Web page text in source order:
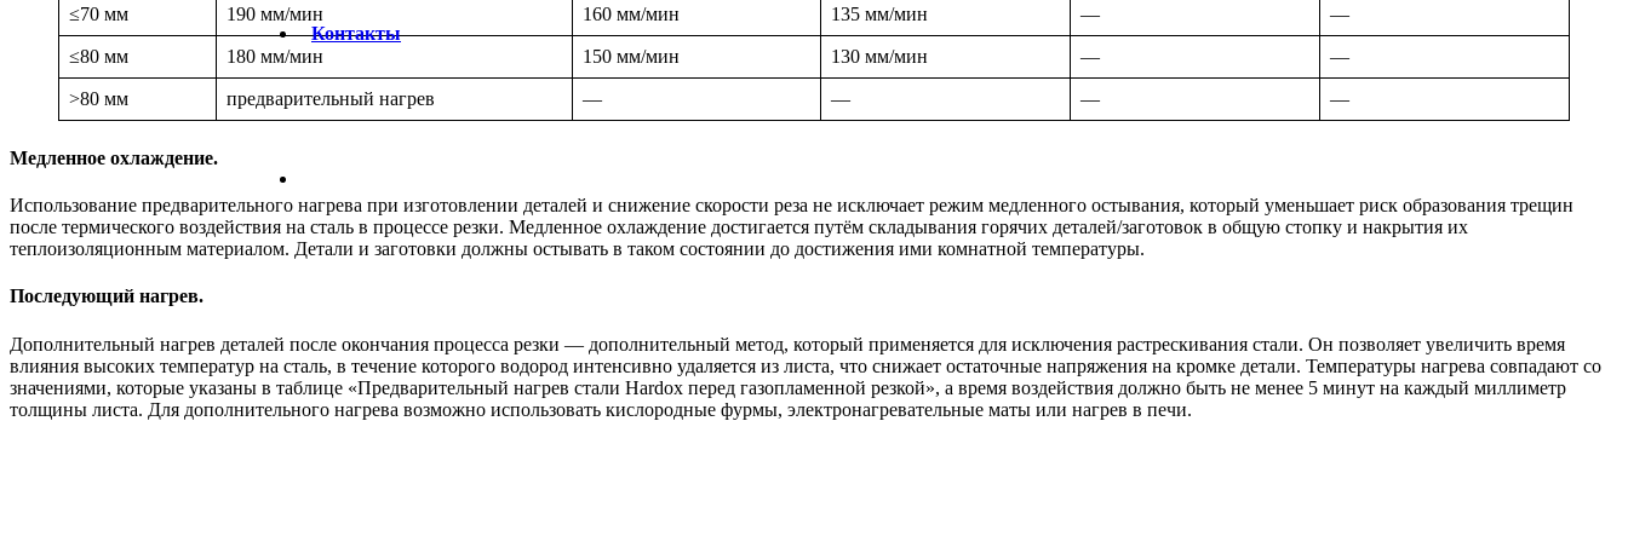
Контакты
≤70 мм 190 мм/мин 160 мм/мин 135 мм/мин — —
≤80 мм 180 мм/мин 150 мм/мин 130 мм/мин — —
>80 мм предварительный нагрев — — — —
Медленное охлаждение.
Использование предварительного нагрева при изготовлении деталей и снижение скорости реза не исключает режим медленного остывания, который уменьшает риск образования трещин
после термического воздействия на сталь в процессе резки. Медленное охлаждение достигается путём складывания горячих деталей/заготовок в общую стопку и накрытия их
теплоизоляционным материалом. Детали и заготовки должны остывать в таком состоянии до достижения ими комнатной температуры.
Последующий нагрев.
Дополнительный нагрев деталей после окончания процесса резки — дополнительный метод, который применяется для исключения растрескивания стали. Он позволяет увеличить время
влияния высоких температур на сталь, в течение которого водород интенсивно удаляется из листа, что снижает остаточные напряжения на кромке детали. Температуры нагрева совпадают со
значениями, которые указаны в таблице «Предварительный нагрев стали Hardox перед газопламенной резкой», а время воздействия должно быть не менее 5 минут на каждый миллиметр
толщины листа. Для дополнительного нагрева возможно использовать кислородные фурмы, электронагревательные маты или нагрев в печи.